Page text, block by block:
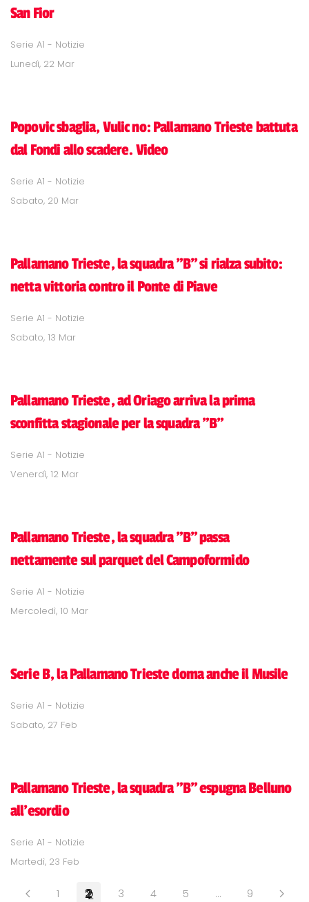
San Fior
Serie A1 - Notizie
Lunedì, 22 Mar
Popovic sbaglia, Vulic no: Pallamano Trieste battuta
dal Fondi allo scadere. Video
Serie A1 - Notizie
Sabato, 20 Mar
Pallamano Trieste, la squadra "B" si rialza subito:
netta vittoria contro il Ponte di Piave
Serie A1 - Notizie
Sabato, 13 Mar
Pallamano Trieste, ad Oriago arriva la prima
sconfitta stagionale per la squadra "B"
Serie A1 - Notizie
Venerdì, 12 Mar
Pallamano Trieste, la squadra "B" passa
nettamente sul parquet del Campoformido
Serie A1 - Notizie
Mercoledì, 10 Mar
Serie B, la Pallamano Trieste doma anche il Musile
Serie A1 - Notizie
Sabato, 27 Feb
Pallamano Trieste, la squadra "B" espugna Belluno
all'esordio
Serie A1 - Notizie
Martedì, 23 Feb
1 2 3 4 5 … 9